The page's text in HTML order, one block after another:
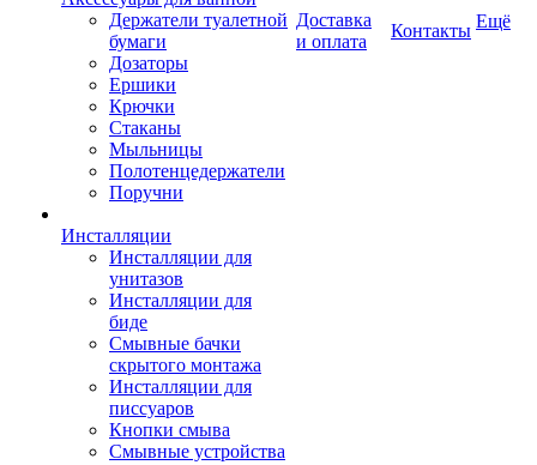
Держатели туалетной
бумаги
Дозаторы
Ершики
Крючки
Стаканы
Мыльницы
Полотенцедержатели
Поручни
Инсталляции
Инсталляции для
унитазов
Инсталляции для
биде
Смывные бачки
скрытого монтажа
Инсталляции для
писсуаров
Кнопки смыва
Смывные устройства
Доставка
и оплата
Контакты Ещё